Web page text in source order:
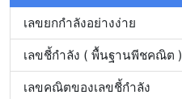
เลขยกกำลังอย่างง่าย
เลขชี้กำลัง ( พื้นฐานพีชคณิต )
เลขคณิตของเลขชี้กำลัง